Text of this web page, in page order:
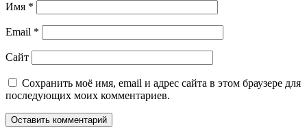
Имя *
Email *
Сайт
Сохранить моё имя, email и адрес сайта в этом браузере для
последующих моих комментариев.